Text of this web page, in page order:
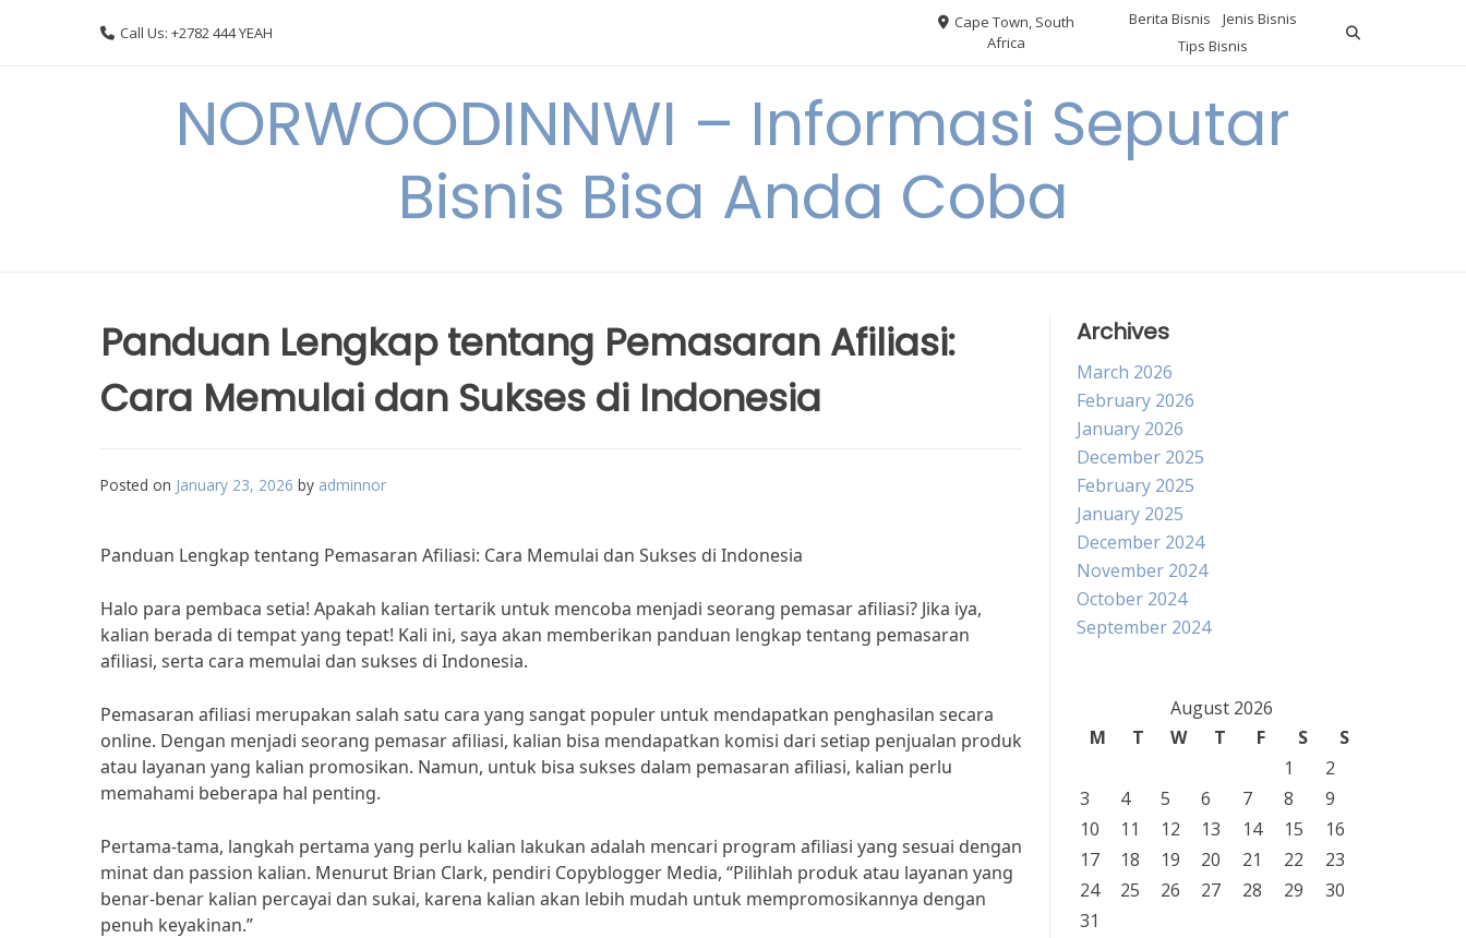
Call Us: +2782 444 YEAH
Cape Town, South
Africa
Berita Bisnis
Jenis Bisnis
Tips Bisnis
NORWOODINNWI – Informasi Seputar
Bisnis Bisa Anda Coba
Panduan Lengkap tentang Pemasaran Afiliasi:
Cara Memulai dan Sukses di Indonesia
Posted on January 23, 2026 by adminnor
Panduan Lengkap tentang Pemasaran Afiliasi: Cara Memulai dan Sukses di Indonesia
Halo para pembaca setia! Apakah kalian tertarik untuk mencoba menjadi seorang pemasar afiliasi? Jika iya,
kalian berada di tempat yang tepat! Kali ini, saya akan memberikan panduan lengkap tentang pemasaran
afiliasi, serta cara memulai dan sukses di Indonesia.
Pemasaran afiliasi merupakan salah satu cara yang sangat populer untuk mendapatkan penghasilan secara
online. Dengan menjadi seorang pemasar afiliasi, kalian bisa mendapatkan komisi dari setiap penjualan produk
atau layanan yang kalian promosikan. Namun, untuk bisa sukses dalam pemasaran afiliasi, kalian perlu
memahami beberapa hal penting.
Pertama-tama, langkah pertama yang perlu kalian lakukan adalah mencari program afiliasi yang sesuai dengan
minat dan passion kalian. Menurut Brian Clark, pendiri Copyblogger Media, “Pilihlah produk atau layanan yang
benar-benar kalian percayai dan sukai, karena kalian akan lebih mudah untuk mempromosikannya dengan
penuh keyakinan.”
Archives
March 2026
February 2026
January 2026
December 2025
February 2025
January 2025
December 2024
November 2024
October 2024
September 2024
August 2026
M
T W T F S
S
1
2
3
4 5 6 7 8
9
10
11 12 13 14 15
16
17
18 19 20 21 22
23
24
25 26 27 28 29
30
31